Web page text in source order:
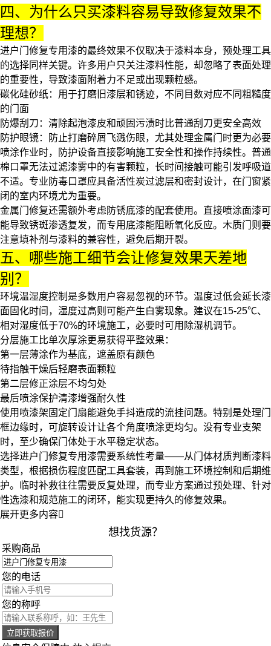
四、为什么只买漆料容易导致修复效果不
理想？
进户门修复专用漆的最终效果不仅取决于漆料本身，预处理工具
的选择同样关键。许多用户只关注漆料性能，却忽略了表面处理
的重要性，导致漆面附着力不足或出现颗粒感。
碳化硅砂纸：用于打磨旧漆层和锈迹，不同目数对应不同粗糙度
的门面
防爆刮刀 ：清除起泡漆皮和顽固污渍时比普通刮刀更安全高效
防护眼镜：防止打磨碎屑飞溅伤眼，尤其处理金属门时更为必要
喷涂作业时，防护设备直接影响施工安全性和操作持续性。普通
棉口罩无法过滤漆雾中的有害颗粒，长时间接触可能引发呼吸道
不适。专业 防毒口罩应具备活性炭过滤层和密封设计，在门窗紧
闭的室内环境尤为重要。
金属门修复还需额外考虑防锈底漆的配套使用。直接喷涂面漆可
能导致锈斑渗透复发，而专用底漆能阻断氧化反应。木质门则要
注意填补剂与漆料的兼容性，避免后期开裂。
五、哪些施工细节会让修复效果天差地
别？
环境温湿度控制是多数用户容易忽视的环节。温度过低会延长漆
面固化时间，湿度过高则可能产生白雾现象。建议在15-25℃、
相对湿度低于70%的环境施工，必要时可用除湿机调节。
分层施工比单次厚涂更易获得平整效果：
第一层薄涂作为基底，遮盖原有颜色
待指触干燥后轻磨表面颗粒
第二层修正涂层不均匀处
最后喷涂保护清漆增强耐久性
使用 喷漆架 固定门扇能避免手抖造成的流挂问题。特别是处理门
框边缘时，可旋转设计让各个角度喷涂更均匀。没有专业支架
时，至少确保门体处于水平稳定状态。
选择进户门修复专用漆需要系统性考量——从门体材质判断漆料
类型，根据损伤程度匹配工具套装，再到施工环境控制和后期维
护。临时补救往往需要反复处理，而专业方案通过预处理、针对
性选漆和规范施工的闭环，能实现更持久的修复效果。
展开更多内容
想找货源？
采购商品
您的电话
您的称呼
立即获取报价